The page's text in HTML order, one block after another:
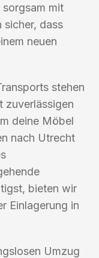
sorgsam mit
sicher, dass
neuen
stehen
zuverlässigen
deine Möbel
nach Utrecht
bieten wir
Einlagerung in
Umzug